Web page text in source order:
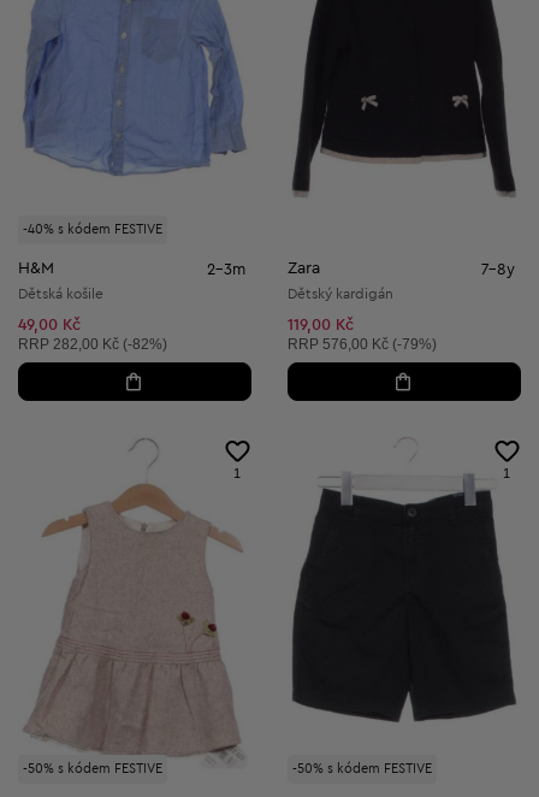
-40% s kódem FESTIVE
H&M 2-3m
Dětská košile
49,00 Kč
Doporučená cena:
RRP 282,00 Kč (-82%)
Zara 7-8y
Dětský kardigán
119,00 Kč
Doporučená cena:
RRP 576,00 Kč (-79%)
-50% s kódem FESTIVE
1
-50% s kódem FESTIVE
1